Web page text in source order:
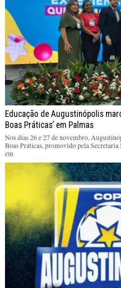
Educação de Augustinópolis
Boas Práticas’ em Palmas
Nos dias 26 e 27 de novembro,
Boas Práticas, promovido pela
em